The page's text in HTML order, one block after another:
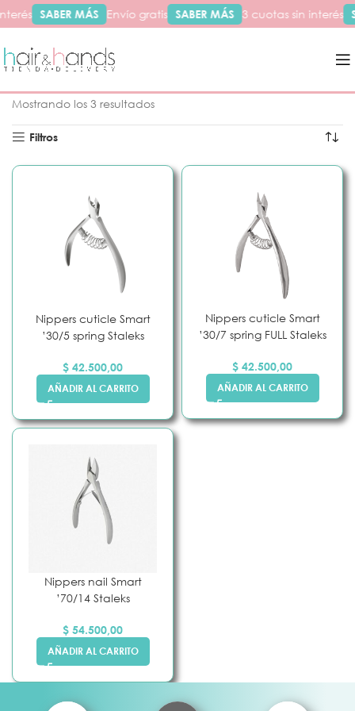
SABER MÁS Envío gratis SABER MÁS 3 cuotas sin interés
Mostrando los 3 resultados
Filtros
Nippers cuticle Smart
’30/5 spring Staleks
$ 42.500,00
AÑADIR AL CARRITO
Nippers cuticle Smart
’30/7 spring FULL Staleks
$ 42.500,00
AÑADIR AL CARRITO
Nippers nail Smart
’70/14 Staleks
$ 54.500,00
AÑADIR AL CARRITO